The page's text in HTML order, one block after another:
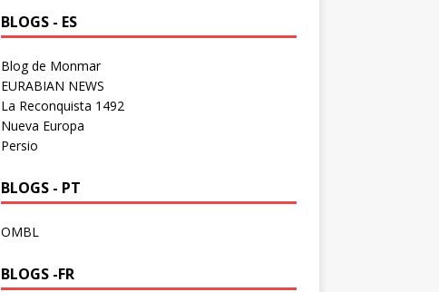
BLOGS - ES
Blog de Monmar
EURABIAN NEWS
La Reconquista 1492
Nueva Europa
Persio
BLOGS - PT
OMBL
BLOGS -FR